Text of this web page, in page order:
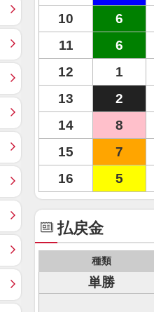
10
6
11
6
12
1
13
2
14
8
15
7
16
5
払戻金
種類
単勝